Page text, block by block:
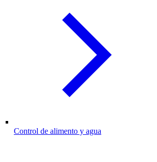
Control de alimento y agua